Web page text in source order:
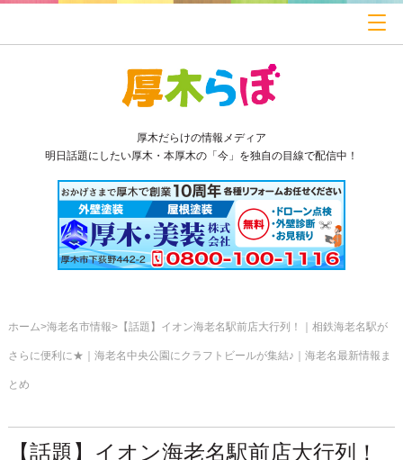
厚木だらけの情報メディア
明日話題にしたい厚木・本厚木の「今」を独自の目線で配信中！
ホーム 海老名市情報 【話題】イオン海老名駅前店大行列！｜相鉄海老名駅が
さらに便利に★｜海老名中央公園にクラフトビールが集結♪｜海老名最新情報ま
とめ
【話題】イオン海老名駅前店大行列！